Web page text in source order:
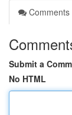
Comments
Submit a
No HTML